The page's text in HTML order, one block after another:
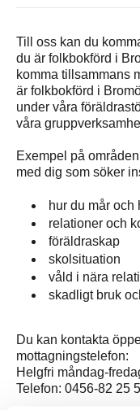
Till oss kan du
du är folkbokförd i
komma tillsammans
är folkbokförd i
under våra
våra
Exempel på
med dig som söker
hur du mår och
relationer och
föräldraskap
skolsituation
våld i nära
skadligt bruk
Du kan kontakta
mottagningstelefon:
Helgfri måndag-
Telefon: 0456-82 25